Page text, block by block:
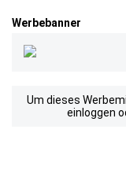
Werbebanner
Um dieses
einloggen